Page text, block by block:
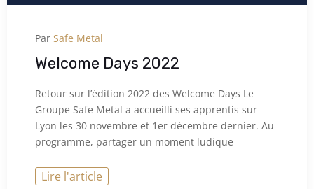
Par Safe Metal
Welcome Days 2022
Retour sur l’édition 2022 des Welcome Days Le
Groupe Safe Metal a accueilli ses apprentis sur
Lyon les 30 novembre et 1er décembre dernier. Au
programme, partager un moment ludique
Lire l'article